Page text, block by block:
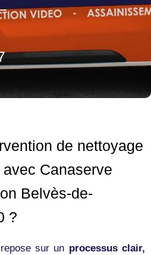
de nettoyage
Canaserve
Belvès-de-
?
sur un processus clair,